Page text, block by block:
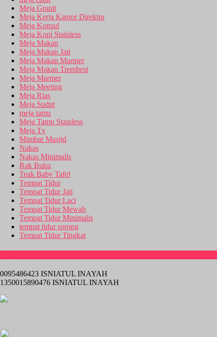
Meja Granit
Meja Kerja Kantor Direktur
Meja Konsul
Meja Kopi Stainless
Meja Makan
Meja Makan Jati
Meja Makan Marmer
Meja Makan Trembesi
Meja Marmer
Meja Meeting
Meja Rias
Meja Sudut
meja tamu
Meja Tamu Stainless
Meja Tv
Mimbar Masjid
Nakas
Nakas Minimalis
Rak Buku
Teak Baby Tafel
Tempat Tidur
Tempat Tidur Jati
Tempat Tidur Laci
Tempat Tidur Mewah
Tempat Tidur Minimalis
tempat tidur sorong
Tempat Tidur Tingkat
0095486423 ISNIATUL INAYAH
1350015890476 ISNIATUL INAYAH